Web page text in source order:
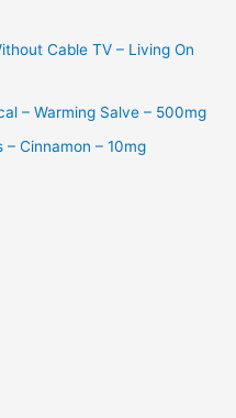
Cable TV – Living On
– Warming Salve – 500mg
– Cinnamon – 10mg